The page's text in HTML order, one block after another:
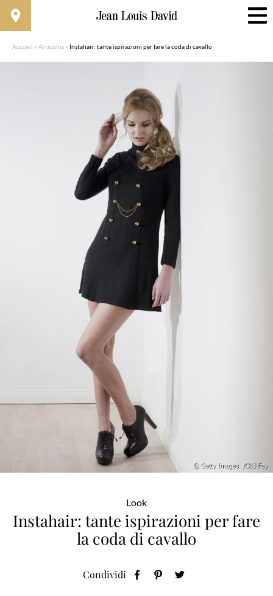
Accueil » Articolos » Instahair: tante ispirazioni per fare la coda di cavallo
Look
Instahair: tante ispirazioni per fare
la coda di cavallo
Condividi